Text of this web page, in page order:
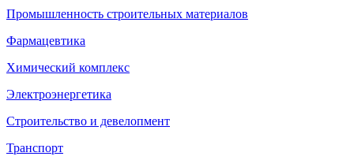
Промышленность строительных материалов
Фармацевтика
Химический комплекс
Электроэнергетика
Строительство и девелопмент
Транспорт